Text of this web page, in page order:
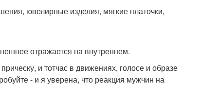
ювелирные изделия, мягкие платочки,
отражается на внутреннем.
и тотчас в движениях, голосе и образе
- и я уверена, что реакция мужчин на